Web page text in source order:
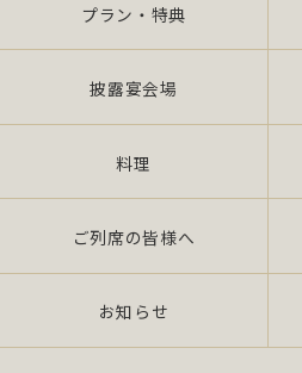
プラン・特典
披露宴会場
料理
ご列席の皆様へ
お知らせ